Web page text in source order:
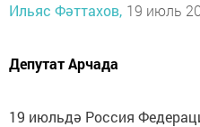
Ильяс Фәттахов, 19 июль
Депутат Арчада
19 июльдә Россия